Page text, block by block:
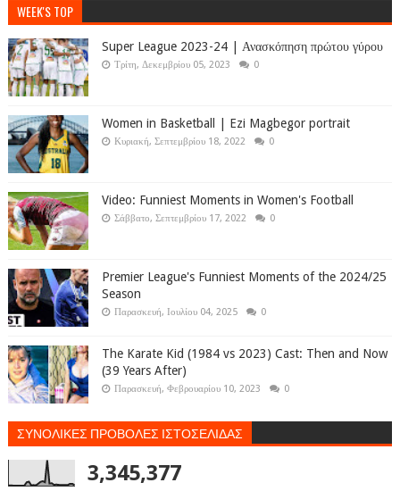
WEEK'S TOP
Super League 2023-24 | Ανασκόπηση πρώτου γύρου
Τρίτη, Δεκεμβρίου 05, 2023 0
Women in Basketball | Ezi Magbegor portrait
Κυριακή, Σεπτεμβρίου 18, 2022 0
Video: Funniest Moments in Women's Football
Σάββατο, Σεπτεμβρίου 17, 2022 0
Premier League's Funniest Moments of the 2024/25
Season
Παρασκευή, Ιουλίου 04, 2025 0
The Karate Kid (1984 vs 2023) Cast: Then and Now
(39 Years After)
Παρασκευή, Φεβρουαρίου 10, 2023 0
ΣΥΝΟΛΙΚΕΣ ΠΡΟΒΟΛΕΣ ΙΣΤΟΣΕΛΙΔΑΣ
3,345,377